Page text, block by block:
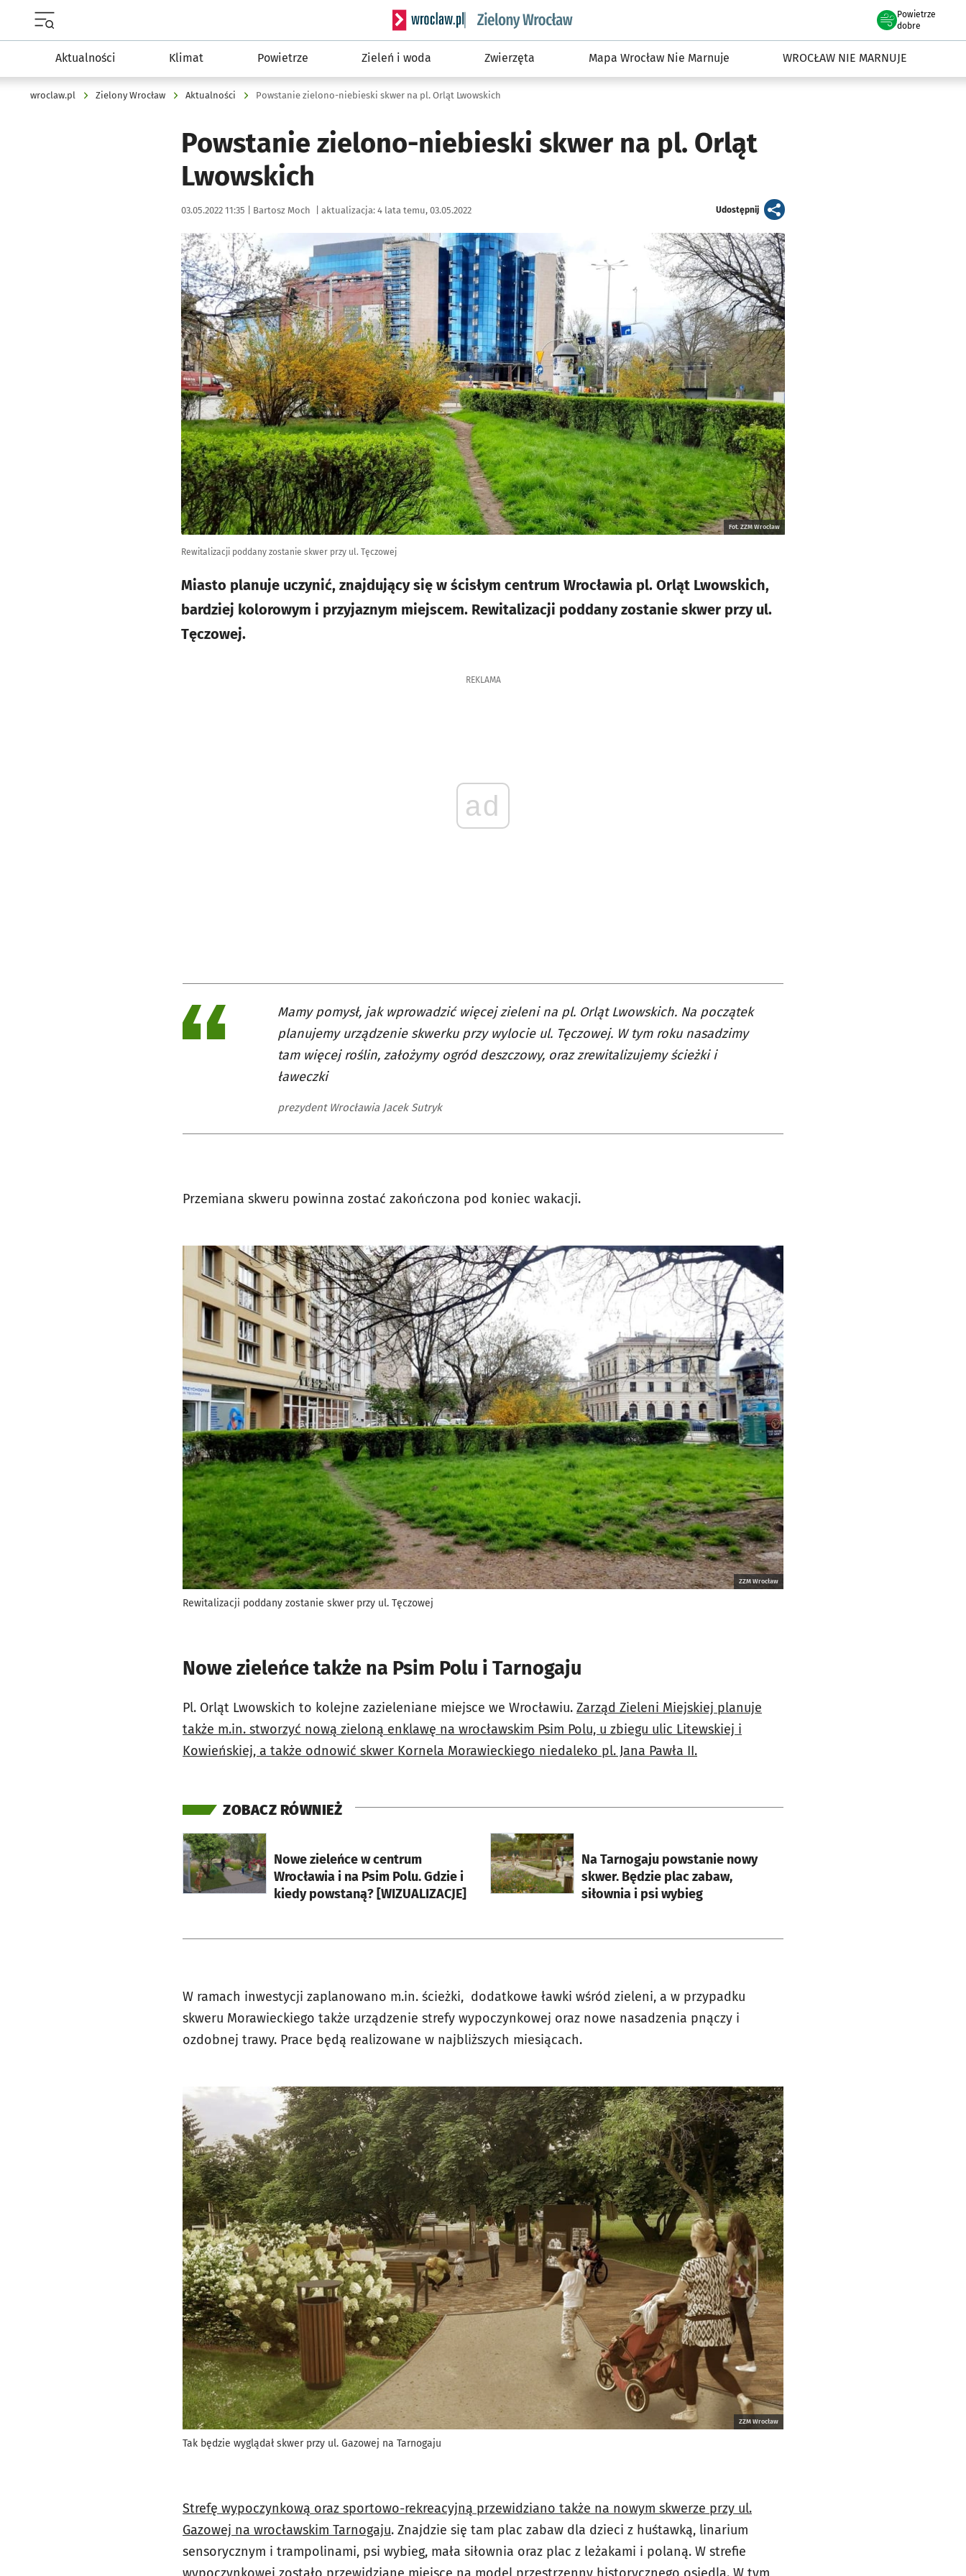
Serwis informacyjny wroclaw.pl podserwis: Środowisko we Wrocławiu
Powietrze
we Wrocławiu
dobre
Aktualności Klimat Powietrze Zieleń i woda Zwierzęta Mapa Wrocław Nie Marnuje WROCŁAW NIE MARNUJE
wroclaw.pl Zielony Wrocław Aktualności Powstanie zielono-niebieski skwer na pl. Orląt Lwowskich
Powstanie zielono-niebieski skwer na pl. Orląt
Lwowskich
Data publikacji:
03.05.2022 11:35 | Autor:
Bartosz Moch aktualizacja: 4 lata temu, 03.05.2022 Udostępnijartykuł
Kliknij, aby powiększyć
Fot. ZZM Wrocław
Rewitalizacji poddany zostanie skwer przy ul. Tęczowej
Miasto planuje uczynić, znajdujący się w ścisłym centrum Wrocławia pl. Orląt Lwowskich,
bardziej kolorowym i przyjaznym miejscem. Rewitalizacji poddany zostanie skwer przy ul.
Tęczowej.
REKLAMA
ad
Mamy pomysł, jak wprowadzić więcej zieleni na pl. Orląt Lwowskich. Na początek
planujemy urządzenie skwerku przy wylocie ul. Tęczowej. W tym roku nasadzimy
tam więcej roślin, założymy ogród deszczowy, oraz zrewitalizujemy ścieżki i
ławeczki
prezydent Wrocławia Jacek Sutryk
Przemiana skweru powinna zostać zakończona pod koniec wakacji.
ZZM Wrocław
Rewitalizacji poddany zostanie skwer przy ul. Tęczowej
Nowe zieleńce także na Psim Polu i Tarnogaju
Pl. Orląt Lwowskich to kolejne zazieleniane miejsce we Wrocławiu. Zarząd Zieleni Miejskiej planuje
także m.in. stworzyć nową zieloną enklawę na wrocławskim Psim Polu, u zbiegu ulic Litewskiej i
Kowieńskiej, a także odnowić skwer Kornela Morawieckiego niedaleko pl. Jana Pawła II.
ZOBACZ RÓWNIEŻ
Nowe zieleńce w centrum
Wrocławia i na Psim Polu. Gdzie i
kiedy powstaną? [WIZUALIZACJE]
otworzy się w nowej karcie
Na Tarnogaju powstanie nowy
skwer. Będzie plac zabaw,
siłownia i psi wybieg
otworzy się w nowej karcie
W ramach inwestycji zaplanowano m.in. ścieżki, dodatkowe ławki wśród zieleni, a w przypadku
skweru Morawieckiego także urządzenie strefy wypoczynkowej oraz nowe nasadzenia pnączy i
ozdobnej trawy. Prace będą realizowane w najbliższych miesiącach.
ZZM Wrocław
Tak będzie wyglądał skwer przy ul. Gazowej na Tarnogaju
Strefę wypoczynkową oraz sportowo-rekreacyjną przewidziano także na nowym skwerze przy ul.
Gazowej na wrocławskim Tarnogaju. Znajdzie się tam plac zabaw dla dzieci z huśtawką, linarium
sensorycznym i trampolinami, psi wybieg, mała siłownia oraz plac z leżakami i polaną. W strefie